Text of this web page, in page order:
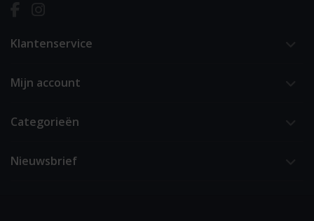
Klantenservice
Mijn account
Categorieën
Nieuwsbrief